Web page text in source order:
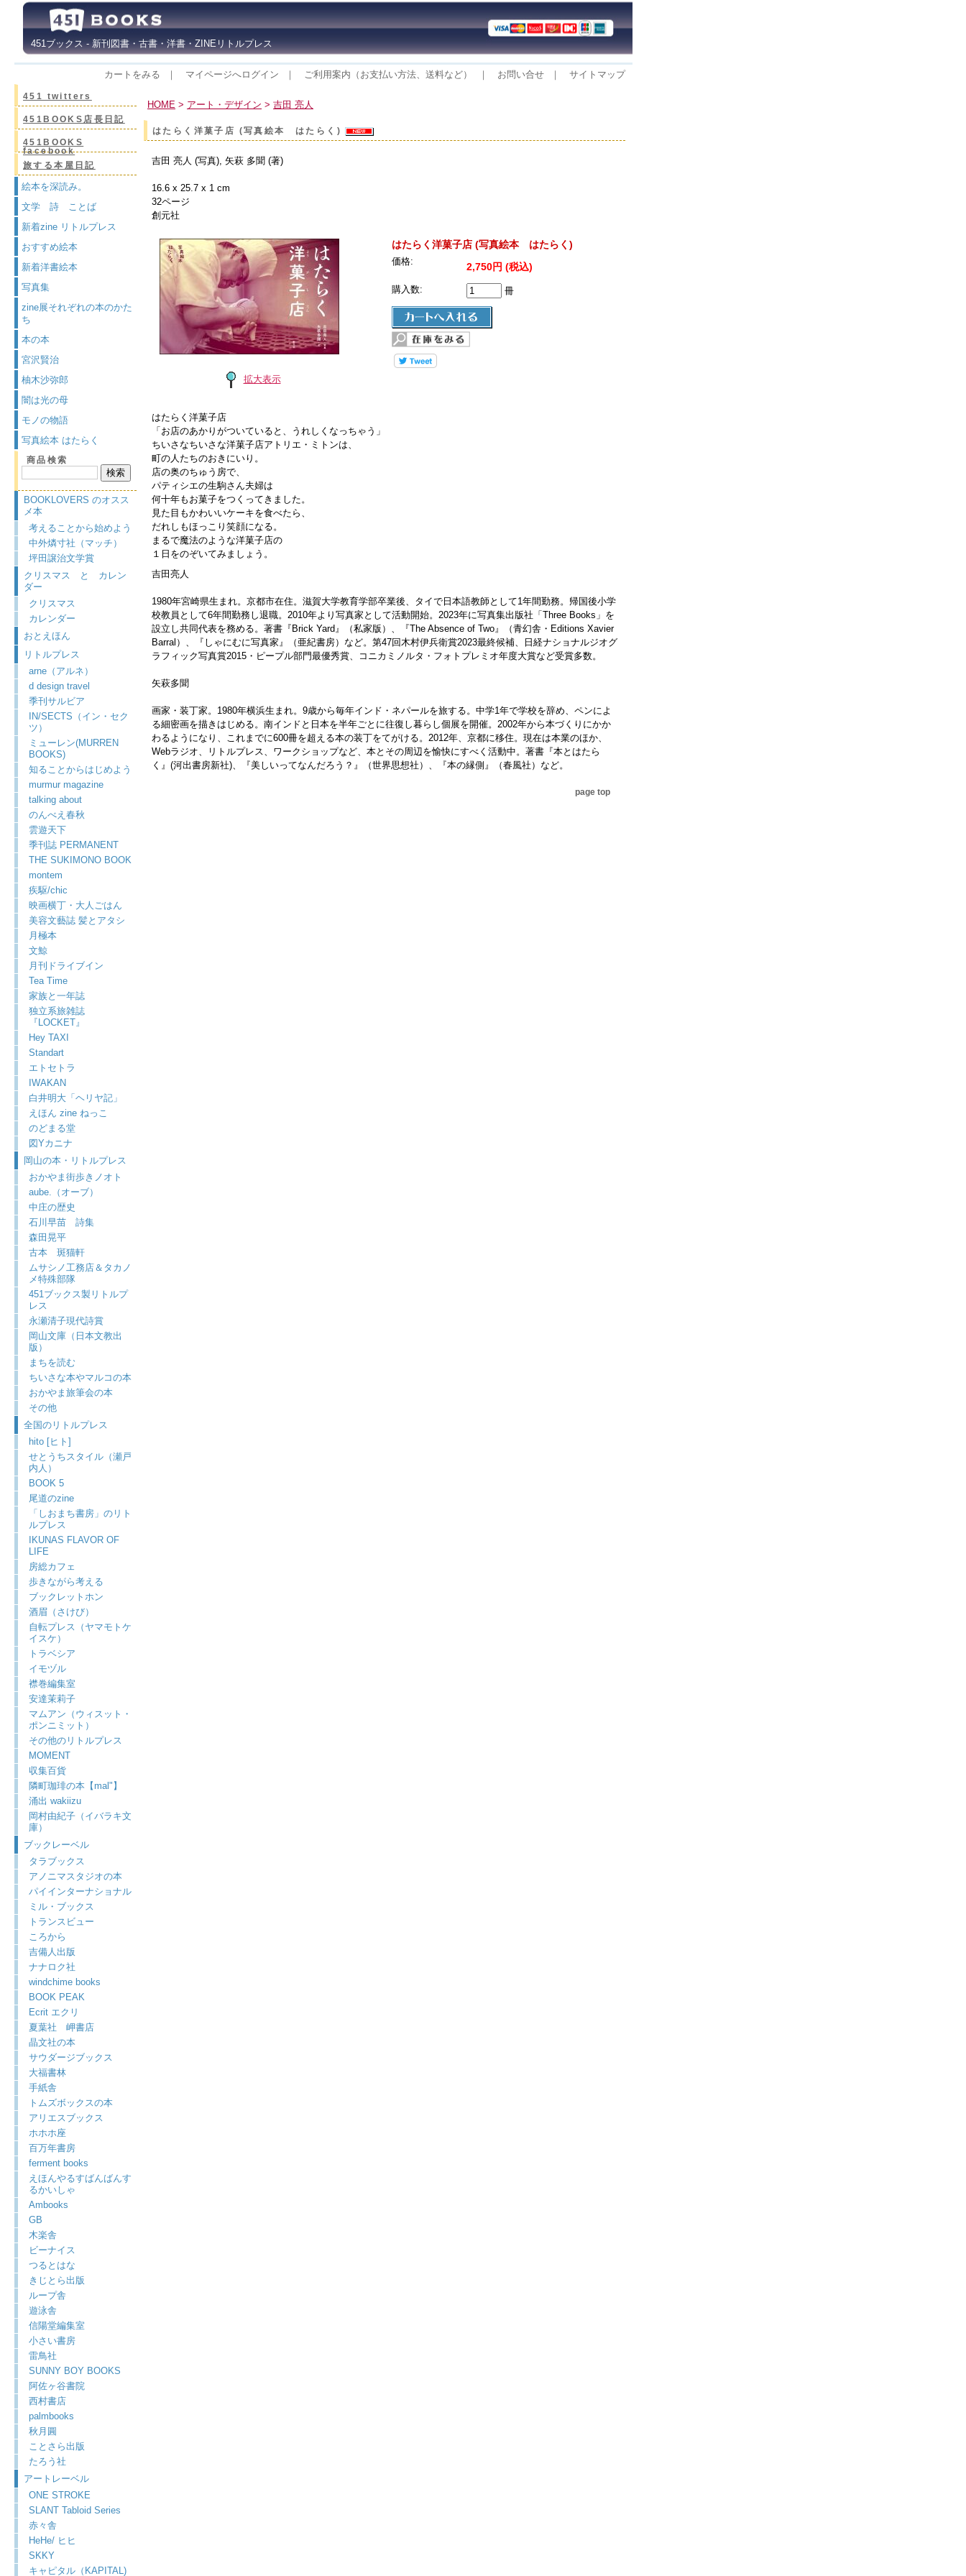
451ブックス - 新刊図書・古書・洋書・ZINEリトルプレス
カートをみる ｜ マイページへログイン ｜ ご利用案内（お支払い方法、送料など） ｜ お問い合せ ｜ サイトマップ
451 twitters
451BOOKS店長日記
451BOOKS
facebook
旅する本屋日記
絵本を深読み。
文学 詩 ことば
新着zine リトルプレス
おすすめ絵本
新着洋書絵本
写真集
zine展それぞれの本のかた
ち
本の本
宮沢賢治
柚木沙弥郎
闇は光の母
モノの物語
写真絵本 はたらく
商品検索
BOOKLOVERS のオスス
メ本
考えることから始めよう
中外燐寸社（マッチ）
坪田譲治文学賞
クリスマス と カレン
ダー
クリスマス
カレンダー
おとえほん
リトルプレス
arne（アルネ）
d design travel
季刊サルビア
IN/SECTS（イン・セク
ツ）
ミューレン(MURREN
BOOKS)
知ることからはじめよう
murmur magazine
talking about
のんべえ春秋
雲遊天下
季刊誌 PERMANENT
THE SUKIMONO BOOK
montem
疾駆/chic
映画横丁・大人ごはん
美容文藝誌 髪とアタシ
月極本
文鯨
月刊ドライブイン
Tea Time
家族と一年誌
独立系旅雑誌
『LOCKET』
Hey TAXI
Standart
エトセトラ
IWAKAN
白井明大「ヘリヤ記」
えほん zine ねっこ
のどまる堂
図Yカニナ
岡山の本・リトルプレス
おかやま街歩きノオト
aube.（オーブ）
中庄の歴史
石川早苗 詩集
森田晃平
古本 斑猫軒
ムサシノ工務店＆タカノ
メ特殊部隊
451ブックス製リトルプ
レス
永瀬清子現代詩賞
岡山文庫（日本文教出
版）
まちを読む
ちいさな本やマルコの本
おかやま旅筆会の本
その他
全国のリトルプレス
hito [ヒト]
せとうちスタイル（瀬戸
内人）
BOOK 5
尾道のzine
「しおまち書房」のリト
ルプレス
IKUNAS FLAVOR OF
LIFE
房総カフェ
歩きながら考える
ブックレットホン
酒眉（さけび）
自転プレス（ヤマモトケ
イスケ）
トラベシア
イモヅル
襟巻編集室
安達茉莉子
マムアン（ウィスット・
ポンニミット）
その他のリトルプレス
MOMENT
収集百貨
隣町珈琲の本【mal"】
涌出 wakiizu
岡村由紀子（イバラキ文
庫）
ブックレーベル
タラブックス
アノニマスタジオの本
パイインターナショナル
ミル・ブックス
トランスビュー
ころから
吉備人出版
ナナロク社
windchime books
BOOK PEAK
Ecrit エクリ
夏葉社 岬書店
晶文社の本
サウダージブックス
大福書林
手紙舎
トムズボックスの本
アリエスブックス
ホホホ座
百万年書房
ferment books
えほんやるすばんばんす
るかいしゃ
Ambooks
GB
木楽舎
ビーナイス
つるとはな
きじとら出版
ループ舎
遊泳舎
信陽堂編集室
小さい書房
雷鳥社
SUNNY BOY BOOKS
阿佐ヶ谷書院
西村書店
palmbooks
秋月圓
ことさら出版
たろう社
アートレーベル
ONE STROKE
SLANT Tabloid Series
赤々舎
HeHe/ ヒヒ
SKKY
キャピタル（KAPITAL)
HOME > アート・デザイン > 吉田 亮人
はたらく洋菓子店 (写真絵本 はたらく)
吉田 亮人 (写真), 矢萩 多聞 (著)
16.6 x 25.7 x 1 cm
32ページ
創元社
拡大表示
はたらく洋菓子店 (写真絵本 はたらく)
価格: 2,750円 (税込)
購入数: 冊
はたらく洋菓子店
「お店のあかりがついていると、うれしくなっちゃう」
ちいさなちいさな洋菓子店アトリエ・ミトンは、
町の人たちのおきにいり。
店の奥のちゅう房で、
パティシエの生駒さん夫婦は
何十年もお菓子をつくってきました。
見た目もかわいいケーキを食べたら、
だれしもほっこり笑顔になる。
まるで魔法のような洋菓子店の
１日をのぞいてみましょう。
吉田亮人
1980年宮崎県生まれ。京都市在住。滋賀大学教育学部卒業後、タイで日本語教師として1年間勤務。帰国後小学
校教員として6年間勤務し退職。2010年より写真家として活動開始。2023年に写真集出版社「Three Books」を
設立し共同代表を務める。著書『Brick Yard』（私家版）、『The Absence of Two』（青幻舎・Editions Xavier
Barral）、『しゃにむに写真家』（亜紀書房）など。第47回木村伊兵衛賞2023最終候補、日経ナショナルジオグ
ラフィック写真賞2015・ピープル部門最優秀賞、コニカミノルタ・フォトプレミオ年度大賞など受賞多数。
矢萩多聞
画家・装丁家。1980年横浜生まれ。9歳から毎年インド・ネパールを旅する。中学1年で学校を辞め、ペンによ
る細密画を描きはじめる。南インドと日本を半年ごとに往復し暮らし個展を開催。2002年から本づくりにかか
わるようになり、これまでに600冊を超える本の装丁をてがける。2012年、京都に移住。現在は本業のほか、
Webラジオ、リトルプレス、ワークショップなど、本とその周辺を愉快にすべく活動中。著書『本とはたら
く』(河出書房新社)、『美しいってなんだろう？』（世界思想社）、『本の縁側』（春風社）など。
page top